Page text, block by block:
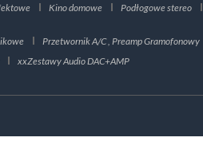
Kino domowe Podłogowe stereo
Przetwornik A/C , Preamp Gramofonowy
xxZestawy Audio DAC+AMP